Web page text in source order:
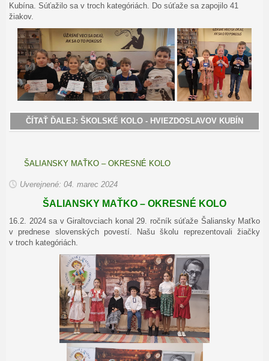
Kubína. Súťažilo sa v troch kategóriách. Do súťaže sa zapojilo 41
žiakov.
ČÍTAŤ ĎALEJ: ŠKOLSKÉ KOLO - HVIEZDOSLAVOV KUBÍN
ŠALIANSKY MAŤKO – OKRESNÉ KOLO
Uverejnené: 04. marec 2024
ŠALIANSKY MAŤKO – OKRESNÉ KOLO
16.2. 2024 sa v Giraltovciach konal 29. ročník súťaže Šaliansky Maťko
v prednese slovenských povestí. Našu školu reprezentovali žiačky
v troch kategóriách.